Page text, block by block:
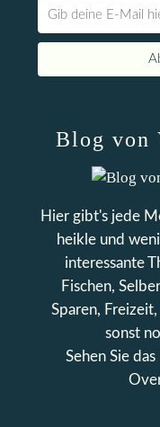
Blog von
Hier gibt's jede
heikle und
interessante
Fischen,
Sparen,
sonst
Sehen Sie das